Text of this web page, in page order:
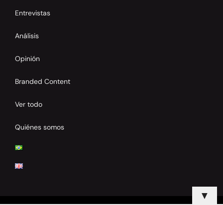
Entrevistas
Análisis
Opinión
Branded Content
Ver todo
Quiénes somos
▼